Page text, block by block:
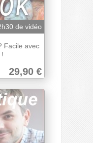
de vidéo
Facile avec
29,90 €